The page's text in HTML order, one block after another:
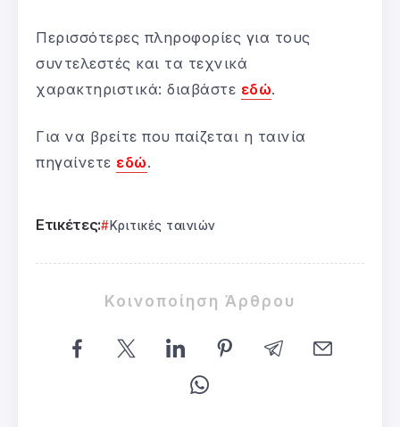
Περισσότερες πληροφορίες για τους
συντελεστές και τα τεχνικά
χαρακτηριστικά: διαβάστε εδώ.
Για να βρείτε που παίζεται η ταινία
πηγαίνετε εδώ.
Ετικέτες: Κριτικές ταινιών
Κοινοποίηση Άρθρου